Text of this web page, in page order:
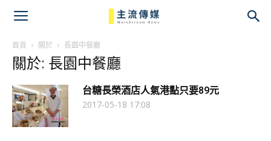
首頁 關於 長園中餐廳
關於: 長園中餐廳
台糖長榮酒店人氣港點只要89元
2017-05-18 17:08